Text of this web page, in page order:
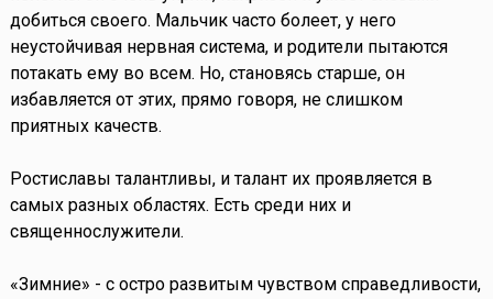
добиться своего. Мальчик часто болеет, у него
неустойчивая нервная система, и родители пытаются
потакать ему во всем. Но, становясь старше, он
избавляется от этих, прямо говоря, не слишком
приятных качеств.
Ростиславы талантливы, и талант их проявляется в
самых разных областях. Есть среди них и
священнослужители.
«Зимние» - с остро развитым чувством справедливости,